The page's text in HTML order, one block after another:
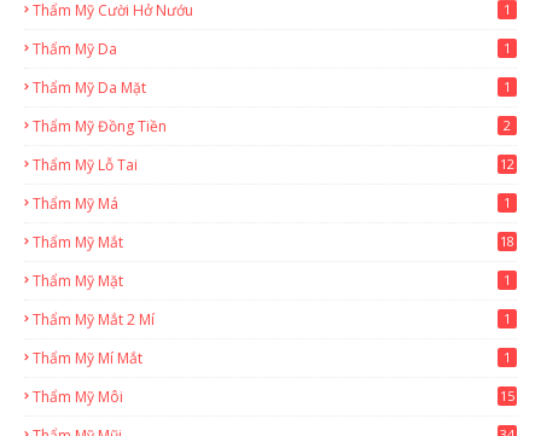
Thẩm Mỹ Cười Hở Nướu 1
Thẩm Mỹ Da 1
Thẩm Mỹ Da Mặt 1
Thẩm Mỹ Đồng Tiền 2
Thẩm Mỹ Lỗ Tai 12
Thẩm Mỹ Má 1
Thẩm Mỹ Mắt 18
Thẩm Mỹ Mặt 1
Thẩm Mỹ Mắt 2 Mí 1
Thẩm Mỹ Mí Mắt 1
Thẩm Mỹ Môi 15